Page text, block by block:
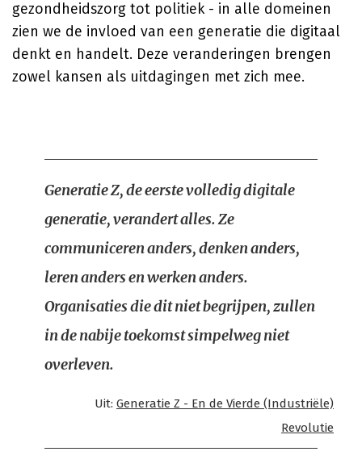
gezondheidszorg tot politiek - in alle domeinen
zien we de invloed van een generatie die digitaal
denkt en handelt. Deze veranderingen brengen
zowel kansen als uitdagingen met zich mee.
Generatie Z, de eerste volledig digitale
generatie, verandert alles. Ze
communiceren anders, denken anders,
leren anders en werken anders.
Organisaties die dit niet begrijpen, zullen
in de nabije toekomst simpelweg niet
overleven.
Uit: Generatie Z - En de Vierde (Industriële)
Revolutie